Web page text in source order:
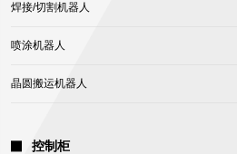
焊接/切割机器人
喷涂机器人
晶圆搬运机器人
控制柜